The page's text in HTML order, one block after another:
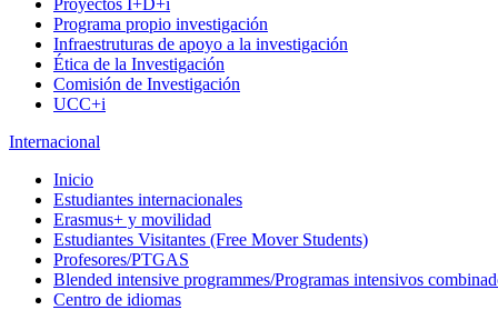
Proyectos I+D+i
Programa propio investigación
Infraestruturas de apoyo a la investigación
Ética de la Investigación
Comisión de Investigación
UCC+i
Internacional
Inicio
Estudiantes internacionales
Erasmus+ y movilidad
Estudiantes Visitantes (Free Mover Students)
Profesores/PTGAS
Blended intensive programmes/Programas intensivos
Centro de idiomas